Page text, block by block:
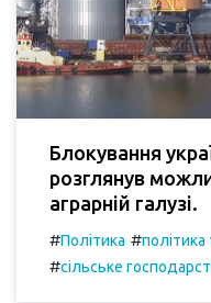
Блокування
розглянув
аграрній галузі.
#Політика #
#сільське